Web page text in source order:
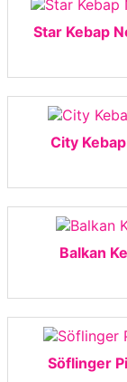
Star Kebap
City
Balkan
Söflinger